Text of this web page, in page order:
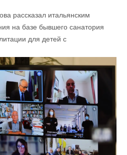
рассказал итальянским
на базе бывшего санатория
для детей с